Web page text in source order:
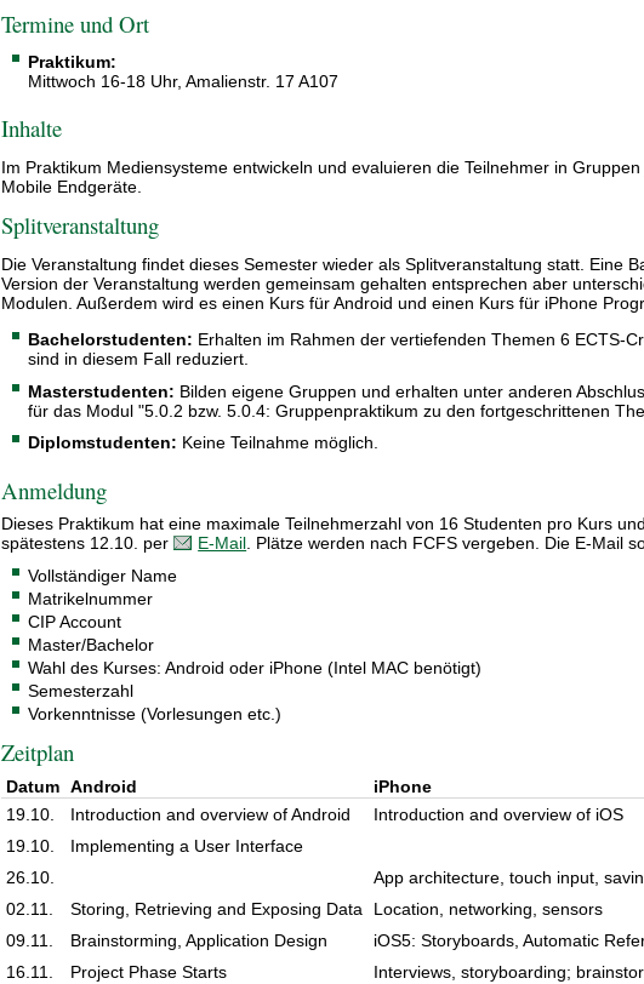
Termine und Ort
Praktikum:
Mittwoch 16-18 Uhr, Amalienstr. 17 A107
Inhalte
Im Praktikum Mediensysteme entwickeln und evaluieren die Teilnehmer in
Mobile Endgeräte.
Splitveranstaltung
Die Veranstaltung findet dieses Semester wieder als Splitveranstaltung statt. Eine
Version der Veranstaltung werden gemeinsam gehalten entsprechen aber
Modulen. Außerdem wird es einen Kurs für Android und einen Kurs für iPhone
Bachelorstudenten: Erhalten im Rahmen der vertiefenden Themen 6 ECTS-
sind in diesem Fall reduziert.
Masterstudenten: Bilden eigene Gruppen und erhalten unter anderen
für das Modul "5.0.2 bzw. 5.0.4: Gruppenpraktikum zu den fortgeschrittenen
Diplomstudenten: Keine Teilnahme möglich.
Anmeldung
Dieses Praktikum hat eine maximale Teilnehmerzahl von 16 Studenten pro Kurs
spätestens 12.10. per
E-Mail. Plätze werden nach FCFS vergeben. Die E-Mail
Vollständiger Name
Matrikelnummer
CIP Account
Master/Bachelor
Wahl des Kurses: Android oder iPhone (Intel MAC benötigt)
Semesterzahl
Vorkenntnisse (Vorlesungen etc.)
Zeitplan
Datum Android
iPhone
19.10.
Introduction and overview of Android
Introduction and overview of iOS
19.10.
Implementing a User Interface
26.10.
App architecture, touch input,
02.11.
Storing, Retrieving and Exposing Data
Location, networking, sensors
09.11.
Brainstorming, Application Design
iOS5: Storyboards, Automatic
16.11.
Project Phase Starts
Interviews, storyboarding;